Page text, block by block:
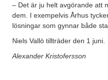
– Det är ju helt avgörande att
dem. I exempelvis Århus
lösningar som gynnar både
Niels Vallö tillträder den 1 juni.
Alexander Kristofersson